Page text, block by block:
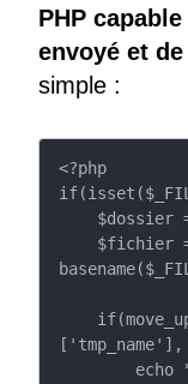
PHP
envoyé et
simple :
<?php